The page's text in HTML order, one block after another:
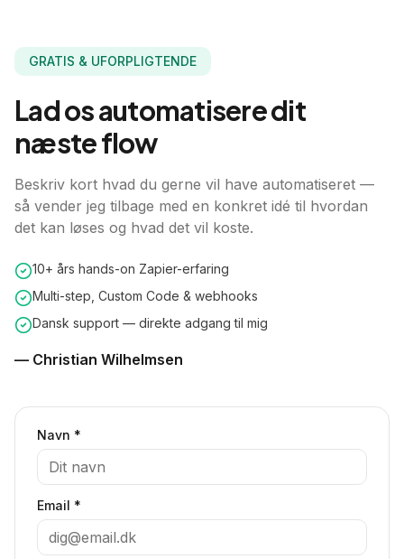
GRATIS & UFORPLIGTENDE
Lad osautomatiseredit
næste flow
Beskriv kort hvad du gerne vil have automatiseret —
så vender jeg tilbage med en konkret idé til hvordan
det kan løses og hvad det vil koste.
10+ års hands-on Zapier-erfaring
Multi-step, Custom Code & webhooks
Dansk support — direkte adgang til mig
— Christian Wilhelmsen
Navn *
Email *